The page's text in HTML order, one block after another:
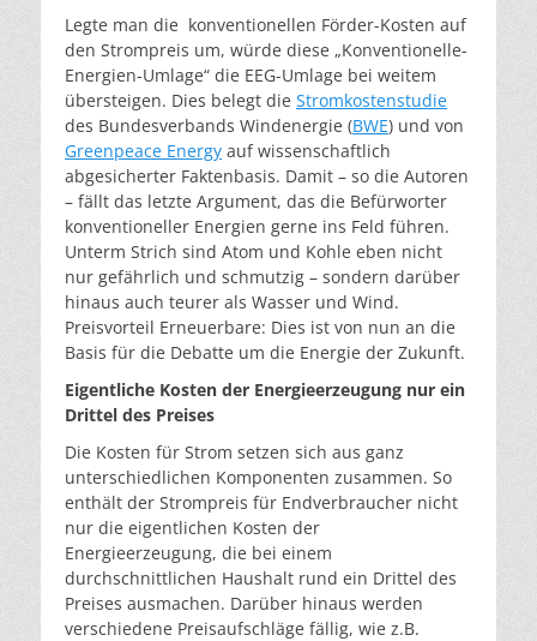
Legte man die konventionellen Förder-Kosten auf
den Strompreis um, würde diese „Konventionelle-
Energien-Umlage“ die EEG-Umlage bei weitem
übersteigen. Dies belegt die Stromkostenstudie
des Bundesverbands Windenergie (BWE) und von
Greenpeace Energy auf wissenschaftlich
abgesicherter Faktenbasis. Damit – so die Autoren
– fällt das letzte Argument, das die Befürworter
konventioneller Energien gerne ins Feld führen.
Unterm Strich sind Atom und Kohle eben nicht
nur gefährlich und schmutzig – sondern darüber
hinaus auch teurer als Wasser und Wind.
Preisvorteil Erneuerbare: Dies ist von nun an die
Basis für die Debatte um die Energie der Zukunft.
Eigentliche Kosten der Energieerzeugung nur ein
Drittel des Preises
Die Kosten für Strom setzen sich aus ganz
unterschiedlichen Komponenten zusammen. So
enthält der Strompreis für Endverbraucher nicht
nur die eigentlichen Kosten der
Energieerzeugung, die bei einem
durchschnittlichen Haushalt rund ein Drittel des
Preises ausmachen. Darüber hinaus werden
verschiedene Preisaufschläge fällig, wie z.B.